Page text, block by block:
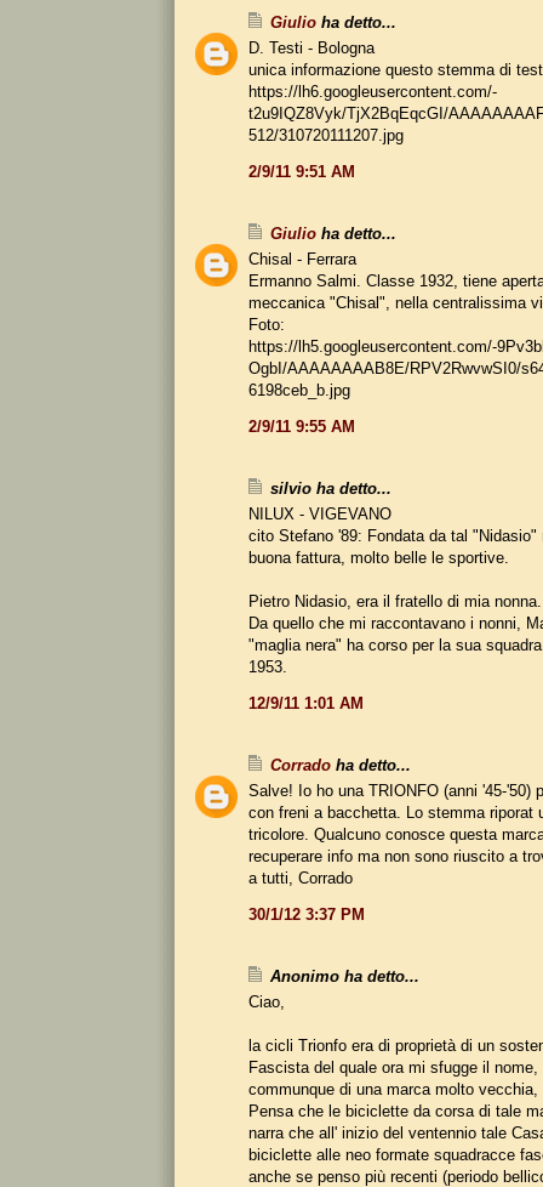
Giulio ha detto...
D. Testi - Bologna
unica informazione questo stemma di
https://lh6.googleusercontent.com/-
t2u9IQZ8Vyk/TjX2BqEqcGI/
512/310720111207.jpg
2/9/11 9:51 AM
Giulio ha detto...
Chisal - Ferrara
Ermanno Salmi. Classe 1932, tiene
meccanica "Chisal", nella centralissima
Foto:
https://lh5.googleusercontent.com/-
OgbI/AAAAAAAAB8E/RPV2RwvwSI0/
6198ceb_b.jpg
2/9/11 9:55 AM
silvio ha detto...
NILUX - VIGEVANO
cito Stefano '89: Fondata da tal
buona fattura, molto belle le sportive.
Pietro Nidasio, era il fratello di mia
Da quello che mi raccontavano i nonni,
"maglia nera" ha corso per la sua
1953.
12/9/11 1:01 AM
Corrado ha detto...
Salve! Io ho una TRIONFO (anni '45-'50)
con freni a bacchetta. Lo stemma riporat
tricolore. Qualcuno conosce questa
recuperare info ma non sono riuscito a
a tutti, Corrado
30/1/12 3:37 PM
Anonimo ha detto...
Ciao,
la cicli Trionfo era di proprietà di un
Fascista del quale ora mi sfugge il
communque di una marca molto
Pensa che le biciclette da corsa di tale
narra che all' inizio del ventennio tale
biciclette alle neo formate squadracce
anche se penso più recenti (periodo